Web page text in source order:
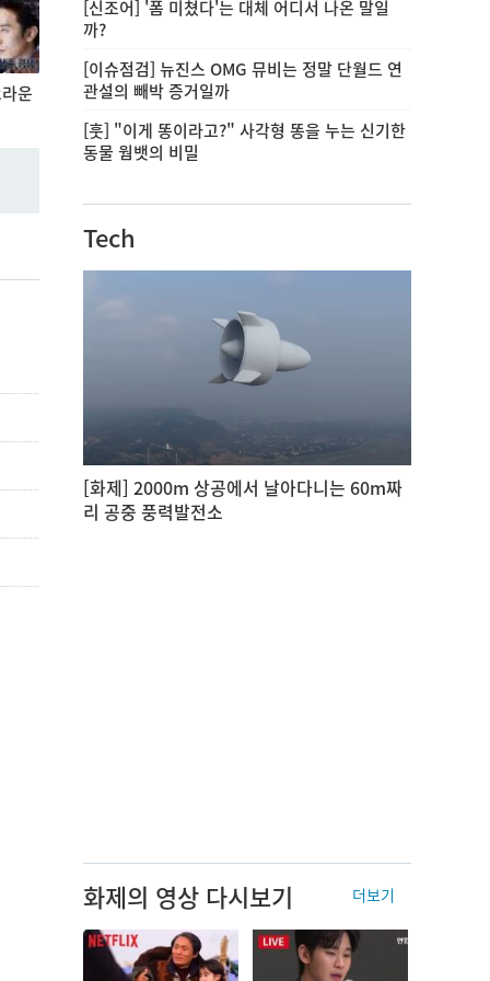
운
[신조어] '폼 미쳤다'는 대체 어디서 나온 말일
까?
[이슈점검] 뉴진스 OMG 뮤비는 정말 단월드 연
관설의 빼박 증거일까
[훗] "이게 똥이라고?" 사각형 똥을 누는 신기한
동물 웜뱃의 비밀
Tech
[화제] 2000m 상공에서 날아다니는 60m짜
리 공중 풍력발전소
화제의 영상 다시보기 더보기